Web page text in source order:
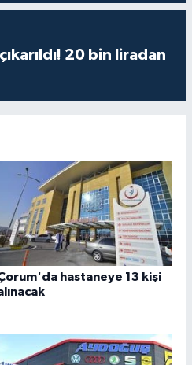
20 bin liradan
hastaneye 13 kişi